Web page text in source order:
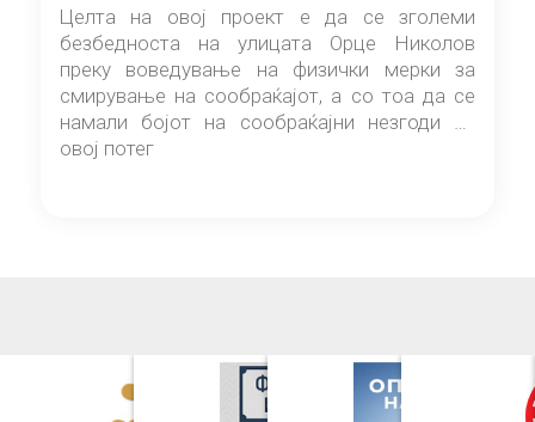
Целта на овој проект е да се зголеми
безбедноста на улицата Орце Николов
преку воведување на физички мерки за
смирување на сообраќајот, а со тоа да се
намали бојот на сообраќајни незгоди на
овој потег